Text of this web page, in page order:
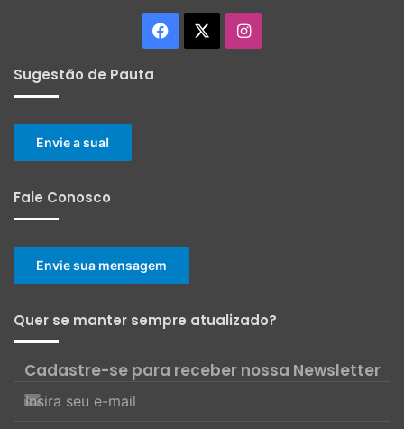
Facebook Instagram
Sugestão de Pauta
Envie a sua!
Fale Conosco
Envie sua mensagem
Quer se manter sempre atualizado?
Cadastre-se para receber nossa Newsletter